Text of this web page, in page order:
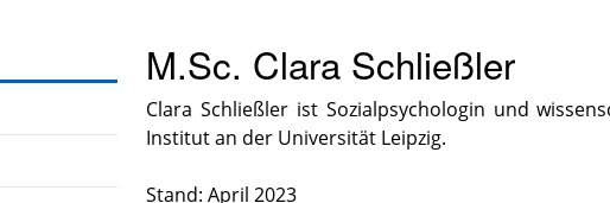
M.Sc. Clara Schließler
Clara Schließler ist Sozialpsychologin und
Institut an der Universität Leipzig.
Stand: April 2023